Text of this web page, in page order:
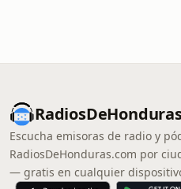
Escucha emisoras de radio y
RadiosDeHonduras.com por
— gratis en cualquier